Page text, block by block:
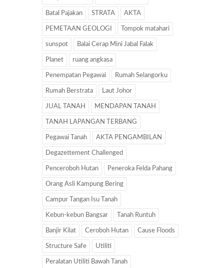
Batal Pajakan STRATA AKTA
PEMETAAN GEOLOGI Tompok matahari
sunspot Balai Cerap Mini Jabal Falak
Planet ruang angkasa
Penempatan Pegawai Rumah Selangorku
Rumah Berstrata Laut Johor
JUAL TANAH MENDAPAN TANAH
TANAH LAPANGAN TERBANG
Pegawai Tanah AKTA PENGAMBILAN
Degazettement Challenged
Penceroboh Hutan Peneroka Felda Pahang
Orang Asli Kampung Bering
Campur Tangan Isu Tanah
Kebun-kebun Bangsar Tanah Runtuh
Banjir Kilat Ceroboh Hutan Cause Floods
Structure Safe Utiliti
Peralatan Utiliti Bawah Tanah